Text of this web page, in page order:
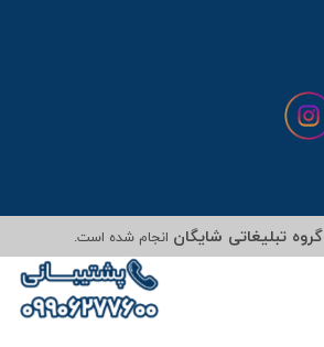
گروه تبلیغاتی شایگان انجام شده است.